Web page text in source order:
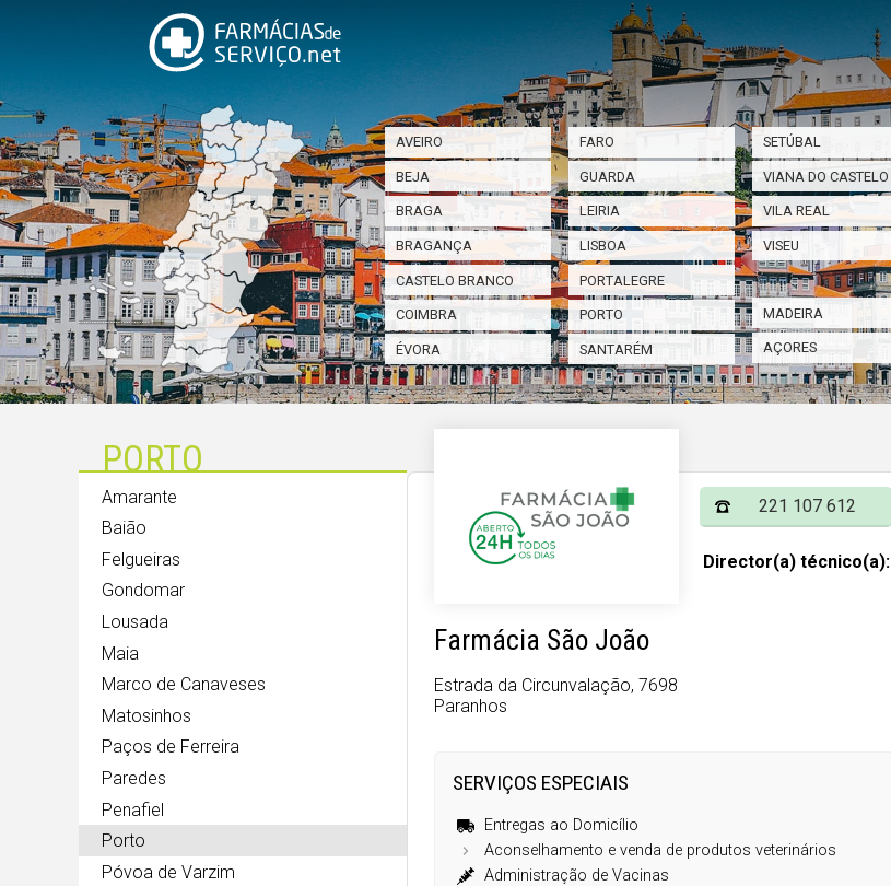
AVEIRO
BEJA
BRAGA
BRAGANÇA
CASTELO BRANCO
COIMBRA
ÉVORA
FARO
GUARDA
LEIRIA
LISBOA
PORTALEGRE
PORTO
SANTARÉM
SETÚBAL
VIANA DO CASTELO
VILA REAL
VISEU
MADEIRA
AÇORES
PORTO
Amarante
Baião
Felgueiras
Gondomar
Lousada
Maia
Marco de Canaveses
Matosinhos
Paços de Ferreira
Paredes
Penafiel
Porto
Póvoa de Varzim
Farmácia São João
Estrada da Circunvalação, 7698
Paranhos
Director(a) técnico(a):
221 107 612
SERVIÇOS ESPECIAIS
Entregas ao Domicílio
Aconselhamento e venda de produtos veterinários
Administração de Vacinas